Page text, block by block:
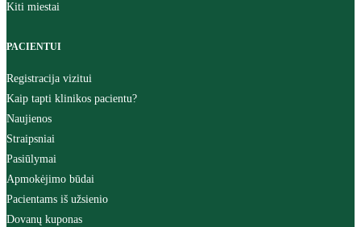
Kiti miestai
PACIENTUI
Registracija vizitui
Kaip tapti klinikos pacientu?
Naujienos
Straipsniai
Pasiūlymai
Apmokėjimo būdai
Pacientams iš užsienio
Dovanų kuponas